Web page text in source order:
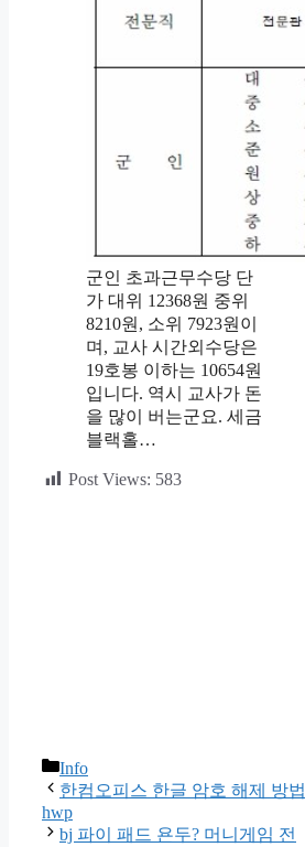
군인 초과근무수당 단
가 대위 12368원 중위
8210원, 소위 7923원이
며, 교사 시간외수당은
19호봉 이하는 10654원
입니다. 역시 교사가 돈
을 많이 버는군요. 세금
블랙홀…
Post Views: 583
카
테
고
리
Info
한컴오피스 한글 암호 해제 방법
hwp
bj 파이 패드 욘두? 머니게임 전